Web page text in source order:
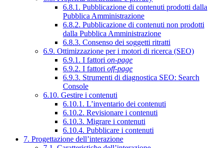
6.8.1. Pubblicazione di contenuti prodotti dalla
Pubblica Amministrazione
6.8.2. Pubblicazione di contenuti non prodotti
dalla Pubblica Amministrazione
6.8.3. Consenso dei soggetti ritratti
6.9. Ottimizzazione per i motori di ricerca (SEO)
6.9.1. I fattori on-page
6.9.2. I fattori off-page
6.9.3. Strumenti di diagnostica SEO: Search
Console
6.10. Gestire i contenuti
6.10.1. L’inventario dei contenuti
6.10.2. Revisionare i contenuti
6.10.3. Migrare i contenuti
6.10.4. Pubblicare i contenuti
7. Progettazione dell’interazione